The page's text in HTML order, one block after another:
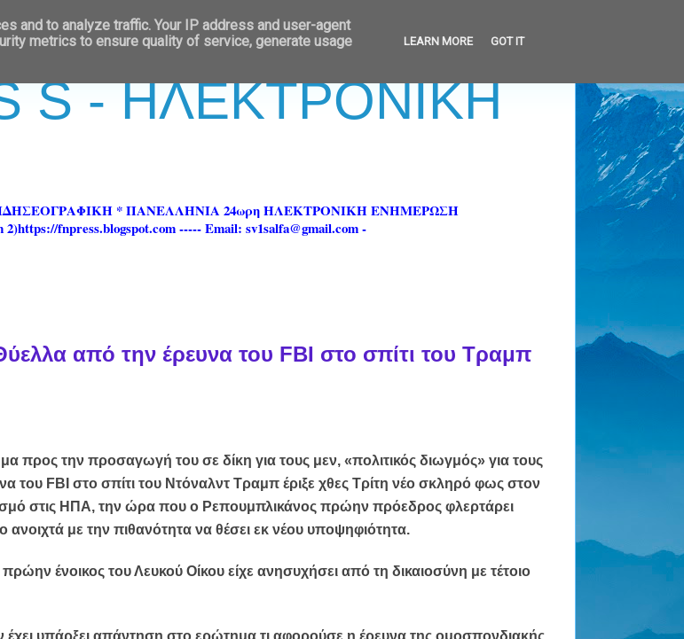
S - ΗΛΕΚΤΡΟΝΙΚΗ
* ΠΑΝΕΛΛΗΝΙΑ 24ωρη ΗΛΕΚΤΡΟΝΙΚΗ ΕΝΗΜΕΡΩΣΗ
fnpress.blogspot.com ----- Email: sv1salfa@gmail.com -
από την έρευνα του FBI στο σπίτι του Τραμπ
προς την προσαγωγή του σε δίκη για τους μεν, «πολιτικός διωγμός» για τους
του FBI στο σπίτι του Ντόναλντ Τραμπ έριξε χθες Τρίτη νέο σκληρό φως στον
στις ΗΠΑ, την ώρα που ο Ρεπουμπλικάνος πρώην πρόεδρος φλερτάρει
ανοιχτά με την πιθανότητα να θέσει εκ νέου υποψηφιότητα.
ένοικος του Λευκού Οίκου είχε ανησυχήσει από τη δικαιοσύνη με τέτοιο
έχει υπάρξει απάντηση στο ερώτημα τι αφορούσε η έρευνα της ομοσπονδιακής
and to analyze traffic. Your IP address and user-agent
metrics to ensure quality of service, generate usage
LEARN MORE GOT IT